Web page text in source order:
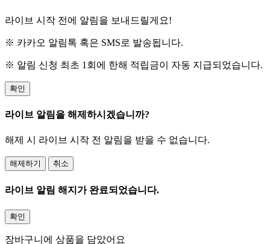
라이브 시작 전에 알림을 보내드릴게요!
※ 카카오 알림톡 혹은 SMS로 발송됩니다.
※ 알림 신청 최초 1회에 한해 적립금이 자동 지급되었습니다.
확인
라이브 알림을 해제하시겠습니까?
해제 시 라이브 시작 전 알림을 받을 수 없습니다.
해제하기 취소
라이브 알림 해지가 완료되었습니다.
확인
장바구니에 상품을 담았어요